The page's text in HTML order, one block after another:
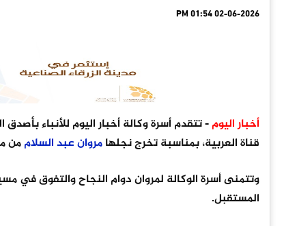
02-06-2026 01:54 PM
أخبار اليوم- تتقدم أسرة وكالة أخبار اليوم للأنباء
قناة العربية، بمناسبة تخرج نجلهامروانعبدالسلاممن
وتتمنى أسرة الوكالة لمروان دوام النجاح والتفوق في
المستقبل.